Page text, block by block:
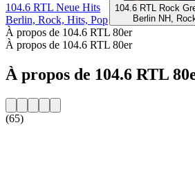
104.6 RTL Neue Hits
Berlin, Rock, Hits, Pop
104.6 RTL Rock
Berlin NH,
À propos de 104.6 RTL 80er
À propos de 104.6 RTL 80er
À propos de 104.6 RTL
(65)